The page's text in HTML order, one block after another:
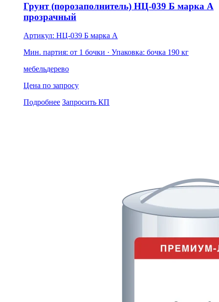
Грунт (порозаполнитель) НЦ-039 Б марка А
прозрачный
Артикул: НЦ-039 Б марка А
Мин. партия: от 1 бочки · Упаковка: бочка 190 кг
мебельдерево
Цена по запросу
Подробнее Запросить КП